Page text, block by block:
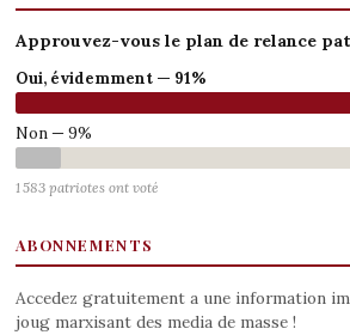
Approuvez-vous le plan de relance
Oui, évidemment — 91%
Non — 9%
1 583 patriotes ont voté
ABONNEMENTS
Accedez gratuitement a une information
joug marxisant des media de masse !